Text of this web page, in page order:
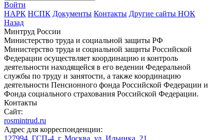
Войти
НАРК НСПК Документы Контакты Другие сайты НОК
Назад
Минтруд России
Министерство труда и социальной защиты РФ
Министерство труда и социальной защиты Российской
Федерации осуществляет координацию и контроль
деятельности находящейся в его ведении Федеральной
службы по труду и занятости, а также координацию
деятельности Пенсионного фонда Российской Федерации и
Фонда социального страхования Российской Федерации.
Контакты
Сайт:
rosmintrud.ru
Адрес для корреспонденции:
127994, ГСП-4, г. Москва, ул. Ильинка, 21